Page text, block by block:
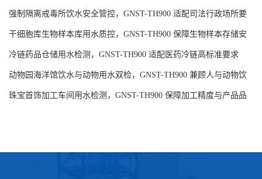
强制隔离戒毒所饮水安全管控，GNST-TH900 适配司法行政场所要
求
干细胞库生物样本库用水质控，GNST-TH900 保障生物样本存储安
全
冷链药品仓储用水检测，GNST-TH900 适配医药冷链高标准要求
动物园海洋馆饮水与动物用水双检，GNST-TH900 兼顾人与动物饮
水安全
珠宝首饰加工车间用水检测，GNST-TH900 保障加工精度与产品品